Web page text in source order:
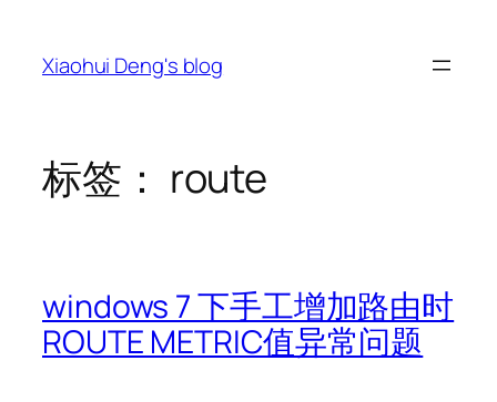
Xiaohui Deng's blog
标签： route
windows 7 下手工增加路由时
ROUTE METRIC值异常问题